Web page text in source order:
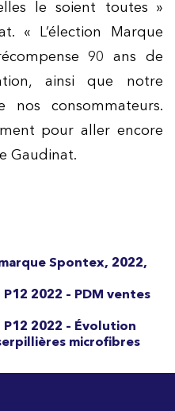
le soient toutes »
« L’élection Marque
90 ans de
ainsi que notre
nos consommateurs.
pour aller encore
Gaudinat.
Spontex, 2022,
P12 2022 – PDM ventes
P12 2022 – Évolution
microfibres